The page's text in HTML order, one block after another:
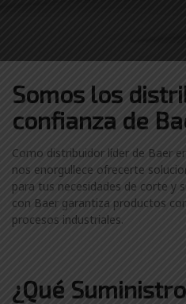
Somos los
confianza de
Como distribuidor líder de Baer
nos enorgullece ofrecerte
para tus necesidades de corte y
con Baer garantiza productos
procesos industriales.
¿Qué